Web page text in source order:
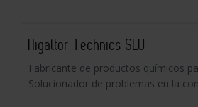
Higaltor Technics SLU
Fabricante de productos químicos
Solucionador de problemas en la